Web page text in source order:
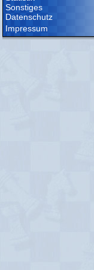
Sonstiges
Datenschutz
Impressum